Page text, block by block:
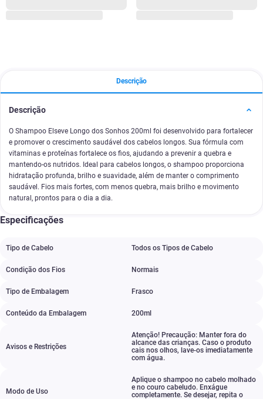
Descrição
Descrição
O Shampoo Elseve Longo dos Sonhos 200ml foi desenvolvido para fortalecer
e promover o crescimento saudável dos cabelos longos. Sua fórmula com
vitaminas e proteínas fortalece os fios, ajudando a prevenir a quebra e
mantendo-os nutridos. Ideal para cabelos longos, o shampoo proporciona
hidratação profunda, brilho e suavidade, além de manter o comprimento
saudável. Fios mais fortes, com menos quebra, mais brilho e movimento
natural, prontos para o dia a dia.
Especificações
Tipo de Cabelo Todos os Tipos de Cabelo
Condição dos Fios Normais
Tipo de Embalagem Frasco
Conteúdo da Embalagem 200ml
Avisos e Restrições
Atenção! Precaução: Manter fora do
alcance das crianças. Caso o produto
cais nos olhos, lave-os imediatamente
com água.
Modo de Uso
Aplique o shampoo no cabelo molhado
e no couro cabeludo. Enxágue
completamente. Se desejar, repita o